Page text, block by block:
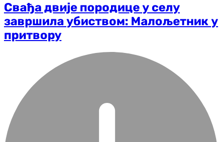
Свађа двије породице у селу
завршила убиством: Малољетник у
притвору